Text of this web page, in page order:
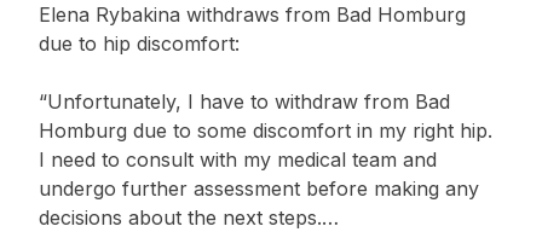
Elena Rybakina withdraws from Bad Homburg
due to hip discomfort:
“Unfortunately, I have to withdraw from Bad
Homburg due to some discomfort in my right hip.
I need to consult with my medical team and
undergo further assessment before making any
decisions about the next steps.…